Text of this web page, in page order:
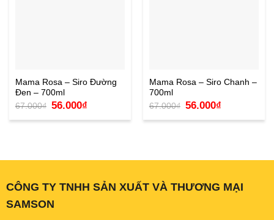
Mama Rosa – Siro Đường
Đen – 700ml
67.000₫
Giá
gốc
là:
56.000₫Giá
hiện
tại
Mama Rosa – Siro Chanh –
700ml
67.000₫
Giá
gốc
là:
56.000₫Giá
hiện
tại
CÔNG TY TNHH SẢN XUẤT VÀ THƯƠNG MẠI
SAMSON